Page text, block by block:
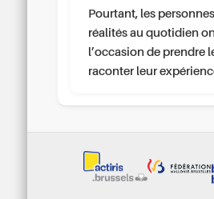
Pourtant, les
réalités au quotidien
l’occasion de prendre
raconter leur